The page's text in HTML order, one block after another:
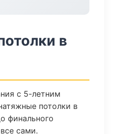
в
с 5-летним
потолки в
финального
сами.